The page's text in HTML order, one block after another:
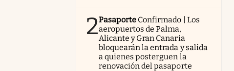
2Pasaporte Confirmado | Los
aeropuertos de Palma,
Alicante y Gran Canaria
bloquearán la entrada y salida
a quienes posterguen la
renovación del pasaporte